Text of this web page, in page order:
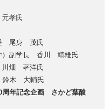
孝氏
尾身 茂氏
）副学長 香川 靖雄氏
川畑 著洋氏
鈴木 大輔氏
周年記念企画 さかど葉酸